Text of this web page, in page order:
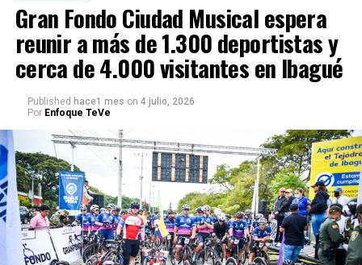
Gran Fondo Ciudad Musical espera
reunir a más de 1.300 deportistas y
cerca de 4.000 visitantes en Ibagué
Published hace1 mes on 4 julio, 2026
Por Enfoque TeVe